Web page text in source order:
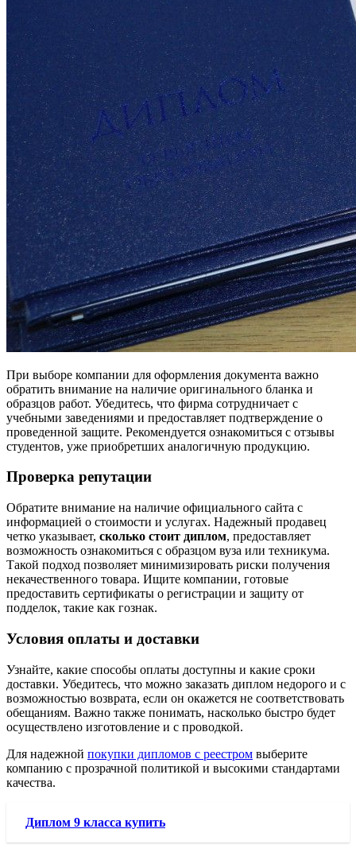
При выборе компании для оформления документа важно
обратить внимание на наличие оригинального бланка и
образцов работ. Убедитесь, что фирма сотрудничает с
учебными заведениями и предоставляет подтверждение о
проведенной защите. Рекомендуется ознакомиться с отзывы
студентов, уже приобретших аналогичную продукцию.
Проверка репутации
Обратите внимание на наличие официального сайта с
информацией о стоимости и услугах. Надежный продавец
четко указывает, сколько стоит диплом, предоставляет
возможность ознакомиться с образцом вуза или техникума.
Такой подход позволяет минимизировать риски получения
некачественного товара. Ищите компании, готовые
предоставить сертификаты о регистрации и защиту от
подделок, такие как гознак.
Условия оплаты и доставки
Узнайте, какие способы оплаты доступны и какие сроки
доставки. Убедитесь, что можно заказать диплом недорого и с
возможностью возврата, если он окажется не соответствовать
обещаниям. Важно также понимать, насколько быстро будет
осуществлено изготовление и с проводкой.
Для надежной покупки дипломов с реестром выберите
компанию с прозрачной политикой и высокими стандартами
качества.
Диплом 9 класса купить